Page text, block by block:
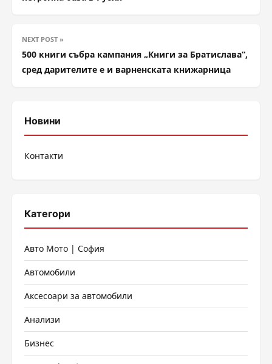
NEXT POST »
500 книги събра кампания „Книги за Братислава“,
сред дарителите е и варненската книжарница
Новини
Контакти
Категори
Авто Мото | София
Автомобили
Аксесоари за автомобили
Анализи
Бизнес